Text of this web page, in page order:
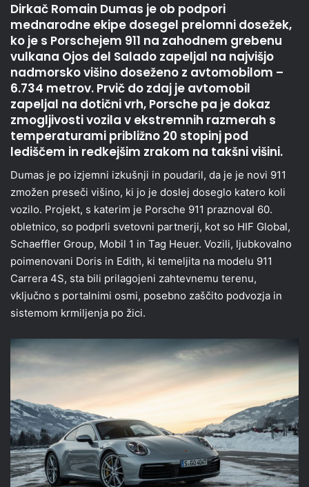
Dirkač Romain Dumas je ob podpori
mednarodne ekipe dosegel prelomni dosežek,
ko je s Porschejem 911 na zahodnem grebenu
vulkana Ojos del Salado zapeljal na najvišjo
nadmorsko višino doseženo z avtomobilom –
6.734 metrov. Prvič do zdaj je avtomobil
zapeljal na dotični vrh, Porsche pa je dokaz
zmogljivosti vozila v ekstremnih razmerah s
temperaturami približno 20 stopinj pod
lediščem in redkejšim zrakom na takšni višini.
Dumas je po izjemni izkušnji in poudaril, da je je novi 911
zmožen preseči višino, ki jo je doslej doseglo katero koli
vozilo. Projekt, s katerim je Porsche 911 praznoval 60.
obletnico, so podprli svetovni partnerji, kot so HIF Global,
Schaeffler Group, Mobil 1 in Tag Heuer. Vozili, ljubkovalno
poimenovani Doris in Edith, ki temeljita na modelu 911
Carrera 4S, sta bili prilagojeni zahtevnemu terenu,
vključno s portalnimi osmi, posebno zaščito podvozja in
sistemom krmiljenja po žici.